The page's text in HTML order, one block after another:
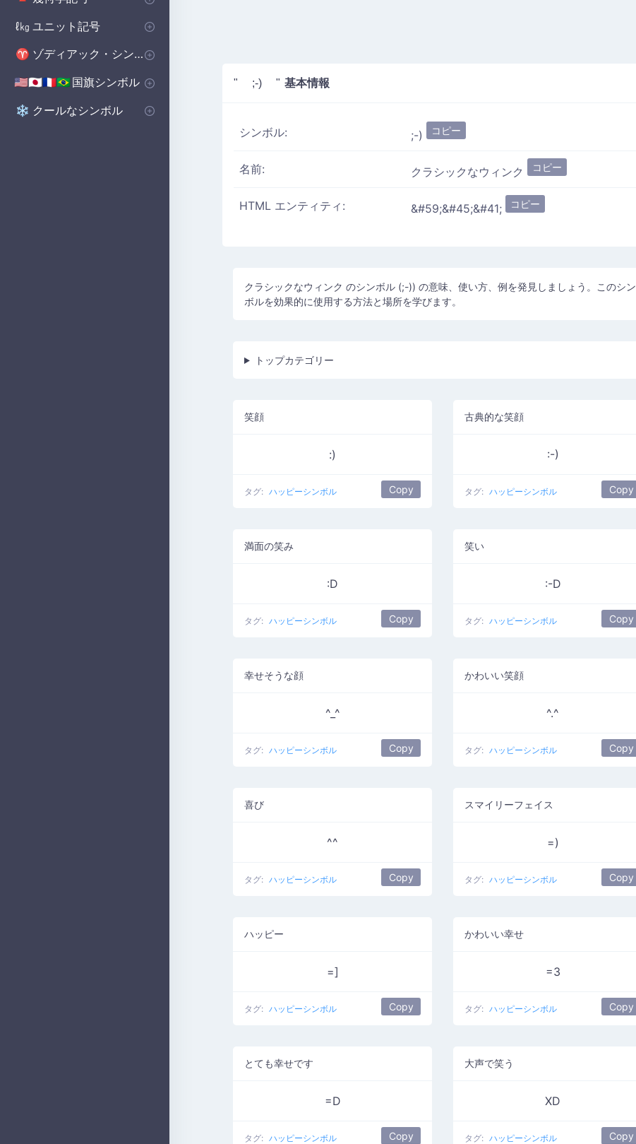
" ;-) " 基本情報
シンボル: ;-) コピー
名前: クラシックなウィンク コピー
HTML エンティティ: &#59;&#45;&#41; コピー
クラシックなウィンク のシンボル (;-)) の意味、使い方、例を発見しましょう。このシン
ボルを効果的に使用する方法と場所を学びます。
トップカテゴリー
笑顔
:)
タグ: ハッピーシンボル Copy
古典的な笑顔
:-)
タグ: ハッピーシンボル Copy
満面の笑み
:D
タグ: ハッピーシンボル Copy
笑い
:-D
タグ: ハッピーシンボル Copy
幸せそうな顔
^_^
タグ: ハッピーシンボル Copy
かわいい笑顔
^.^
タグ: ハッピーシンボル Copy
喜び
^^
タグ: ハッピーシンボル Copy
スマイリーフェイス
=)
タグ: ハッピーシンボル Copy
ハッピー
=]
タグ: ハッピーシンボル Copy
かわいい幸せ
=3
タグ: ハッピーシンボル Copy
とても幸せです
=D
タグ: ハッピーシンボル Copy
大声で笑う
XD
タグ: ハッピーシンボル Copy
🔺 基本図形
⬟ ポリゴンシンボル
■ 立体図形記号
ℓ㎏ ユニット記号
📏 体積単位 記号
μ マイクロ単位記号
♈ ゾディアック・シンボル
♈ 西洋の星座シンボル
🇺🇸🇯🇵🇫🇷🇧🇷 国旗シンボル
の 国のシンボル
🇺🇸🇬🇧🇨🇳国旗シンボル
❄️ クールなシンボル